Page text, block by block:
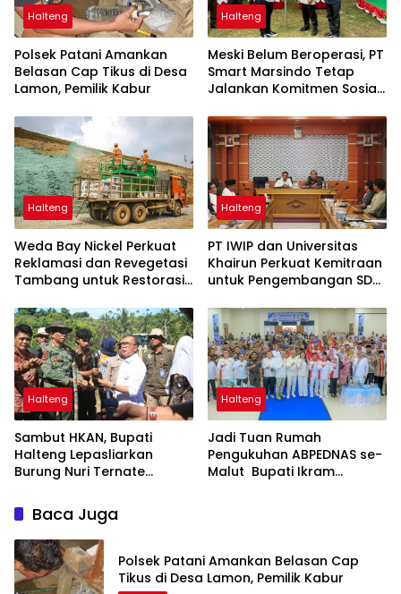
Halteng
Polsek Patani Amankan
Belasan Cap Tikus di Desa
Lamon, Pemilik Kabur
Halteng
Meski Belum Beroperasi, PT
Smart Marsindo Tetap
Jalankan Komitmen Sosial
Halteng
Weda Bay Nickel Perkuat
Reklamasi dan Revegetasi
Tambang untuk Restorasi
Halteng
PT IWIP dan Universitas
Khairun Perkuat Kemitraan
untuk Pengembangan SDM
Halteng
Sambut HKAN, Bupati
Halteng Lepasliarkan
Burung Nuri Ternate
Halteng
Jadi Tuan Rumah
Pengukuhan ABPEDNAS se-
Malut Bupati Ikram
Baca Juga
Polsek Patani Amankan Belasan Cap
Tikus di Desa Lamon, Pemilik Kabur